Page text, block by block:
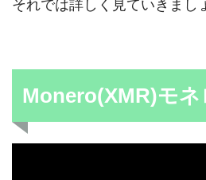
それでは詳しく見ていきまし
Monero(XMR)モネ